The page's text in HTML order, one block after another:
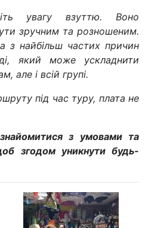
увагу взуттю. Воно
зручним та розношеним.
з найбільш частих причин
який може ускладнити
але і всій групі.
під час туру, плата не
з умовами та
згодом уникнути будь-